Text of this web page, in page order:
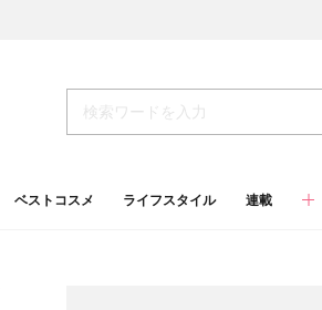
ベストコスメ ライフスタイル 連載